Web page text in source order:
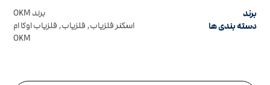
برند برند OKM
دسته بندی ها اسکنر فلزیاب, فلزیاب, فلزیاب اوکا ام
OKM